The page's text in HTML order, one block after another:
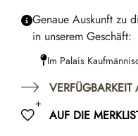
Genaue Auskunft zu
in unserem Geschäft:
Im Palais
AUF DIE